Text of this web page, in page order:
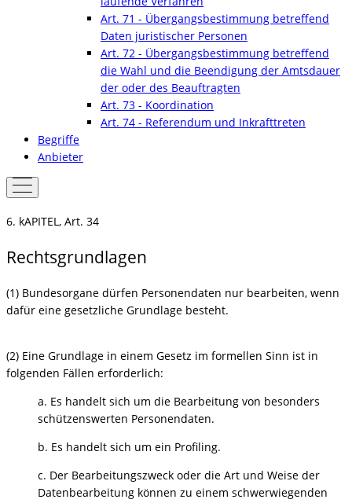
Art. 71 - Übergangsbestimmung betreffend
Daten juristischer Personen
Art. 72 - Übergangsbestimmung betreffend
die Wahl und die Beendigung der Amtsdauer
der oder des Beauftragten
Art. 73 - Koordination
Art. 74 - Referendum und Inkrafttreten
Begriffe
Anbieter
6. kAPITEL, Art. 34
Rechtsgrundlagen
(1) Bundesorgane dürfen Personendaten nur bearbeiten, wenn
dafür eine gesetzliche Grundlage besteht.
(2) Eine Grundlage in einem Gesetz im formellen Sinn ist in
folgenden Fällen erforderlich:
a. Es handelt sich um die Bearbeitung von besonders
schützenswerten Personendaten.
b. Es handelt sich um ein Profiling.
c. Der Bearbeitungszweck oder die Art und Weise der
Datenbearbeitung können zu einem schwerwiegenden